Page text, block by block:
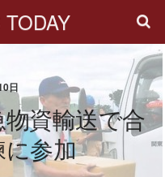
日
資輸送で合
参加